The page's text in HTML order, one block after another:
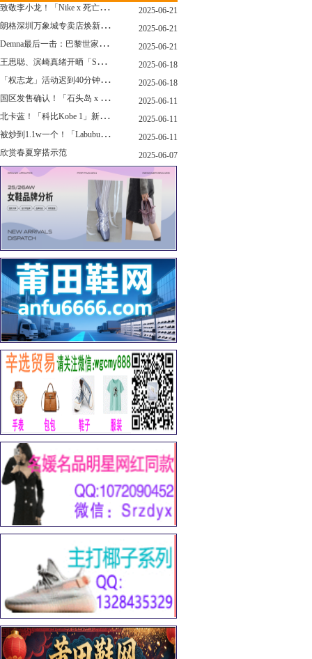
致
敬李小龙！「Nike x 死亡游戏」特殊配色曝光，确认发售！ 2025-06-21
朗
格深圳万象城专卖店焕新开幕 萨克森制表艺术耀启华南新章 2025-06-21
D
emna最后一击：巴黎世家玩上PUMA了 2025-06-21
王
思聪、滨崎真绪开晒「Switch 2」，一台溢价1000+...！ 2025-06-18
「
权志龙」活动迟到40分钟，反手捐了8.8亿韩元... 2025-06-18
国
区发售确认！「石头岛 x New Balance」新联名曝光，定档了！ 2025-06-11
北
卡蓝！「科比Kobe 1」新配色要发售了... 2025-06-11
被
炒到1.1w一个！「Labubu x sacai」三方特殊联名曝光...
2025-06-11
欣赏春夏穿搭示范
2025-06-07